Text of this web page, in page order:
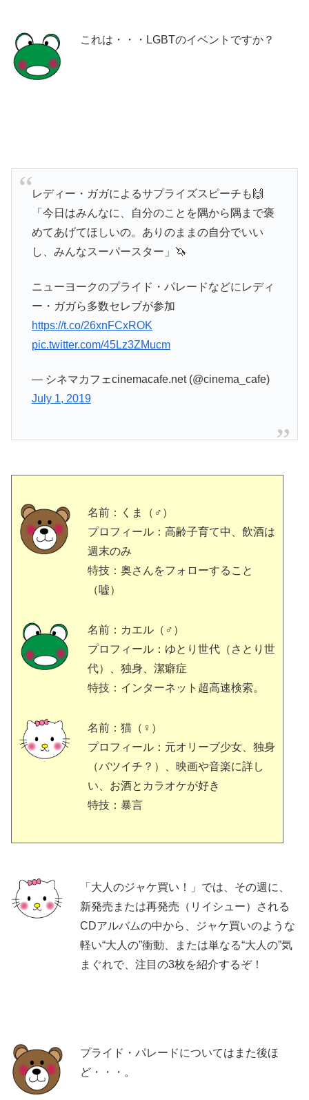
これは・・・LGBTのイベントですか？
レディー・ガガによるサプライズスピーチも🙌
「今日はみんなに、自分のことを隅から隅まで褒
めてあげてほしいの。ありのままの自分でいい
し、みんなスーパースター」🦄
ニューヨークのプライド・パレードなどにレディ
ー・ガガら多数セレブが参加
https://t.co/26xnFCxROK
pic.twitter.com/45Lz3ZMucm
— シネマカフェcinemacafe.net (@cinema_cafe)
July 1, 2019
名前：くま（♂）
プロフィール：高齢子育て中、飲酒は
週末のみ
特技：奥さんをフォローすること
（嘘）
名前：カエル（♂）
プロフィール：ゆとり世代（さとり世
代）、独身、潔癖症
特技：インターネット超高速検索。
名前：猫（♀）
プロフィール：元オリーブ少女、独身
（バツイチ？）、映画や音楽に詳し
い、お酒とカラオケが好き
特技：暴言
「大人のジャケ買い！」では、その週に、
新発売または再発売（リイシュー）される
CDアルバムの中から、ジャケ買いのような
軽い“大人の”衝動、または単なる“大人の”気
まぐれで、注目の3枚を紹介するぞ！
プライド・パレードについてはまた後ほ
ど・・・。